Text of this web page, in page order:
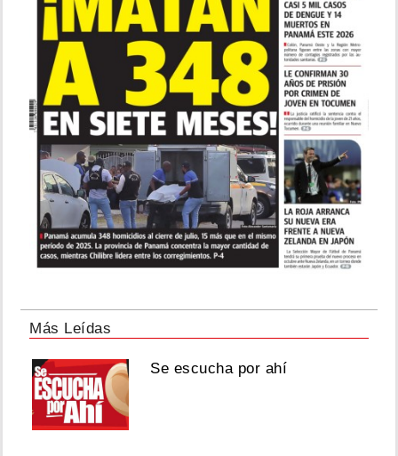
Más Leídas
Se escucha por ahí